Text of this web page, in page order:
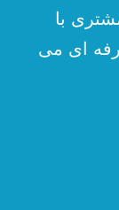
با
ای می